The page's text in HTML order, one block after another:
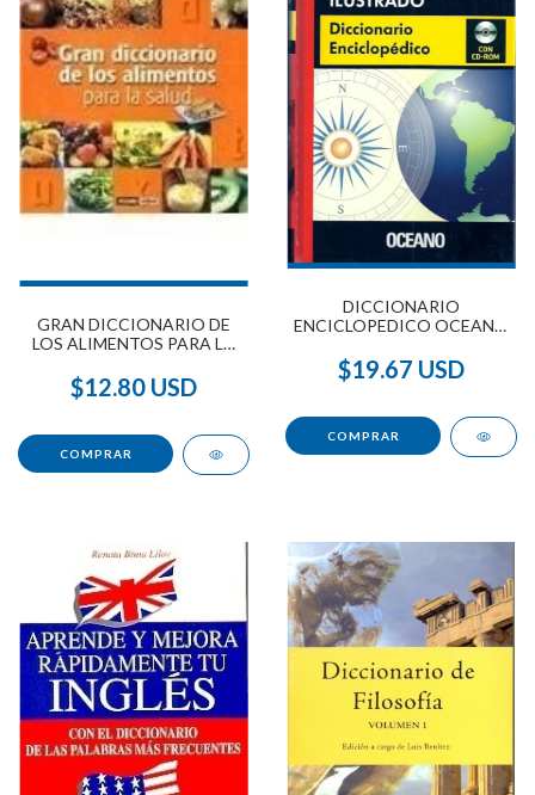
GRAN DICCIONARIO DE
LOS ALIMENTOS PARA LA
$12.80 USD
DICCIONARIO
ENCICLOPEDICO OCEANO
$19.67 USD